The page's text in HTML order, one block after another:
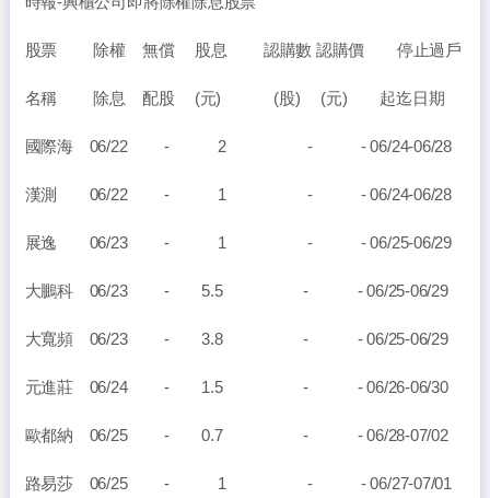
股票 除權 無償 股息 認購數 認購價 停止過戶
名稱 除息 配股 (元) (股) (元) 起迄日期
國際海 06/22 - 2 - - 06/24-06/28
漢測 06/22 - 1 - - 06/24-06/28
展逸 06/23 - 1 - - 06/25-06/29
大鵬科 06/23 - 5.5 - - 06/25-06/29
大寬頻 06/23 - 3.8 - - 06/25-06/29
元進莊 06/24 - 1.5 - - 06/26-06/30
歐都納 06/25 - 0.7 - - 06/28-07/02
路易莎 06/25 - 1 - - 06/27-07/01